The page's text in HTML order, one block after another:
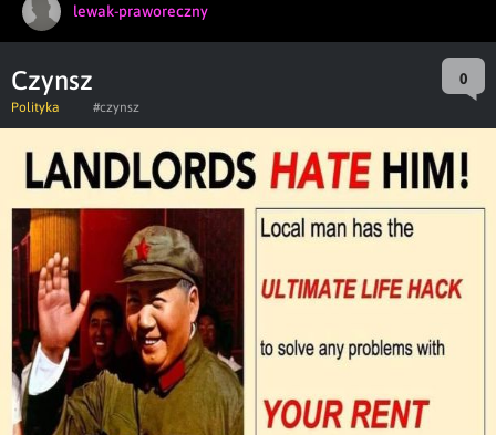
lewak-praworeczny
Czynsz 0
Polityka #czynsz